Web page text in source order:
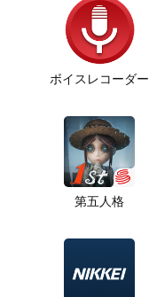
ボイスレコーダー
第五人格